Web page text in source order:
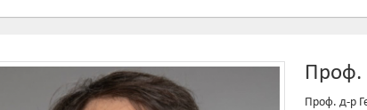
Проф.
Проф. д-р